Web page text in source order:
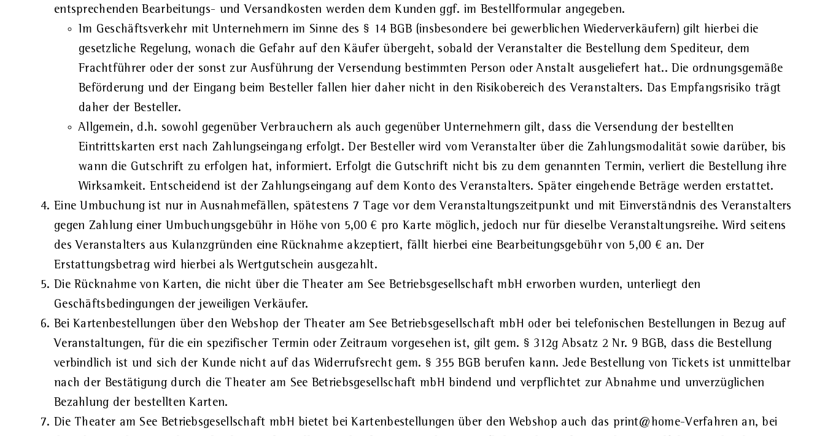
entsprechenden Bearbeitungs- und Versandkosten werden dem Kunden ggf. im Bestellformular angegeben.
Im Geschäftsverkehr mit Unternehmern im Sinne des § 14 BGB (insbesondere bei gewerblichen Wiederverkäufern) gilt hierbei die
gesetzliche Regelung, wonach die Gefahr auf den Käufer übergeht, sobald der Veranstalter die Bestellung dem Spediteur, dem
Frachtführer oder der sonst zur Ausführung der Versendung bestimmten Person oder Anstalt ausgeliefert hat.. Die ordnungsgemäße
Beförderung und der Eingang beim Besteller fallen hier daher nicht in den Risikobereich des Veranstalters. Das Empfangsrisiko trägt
daher der Besteller.
Allgemein, d.h. sowohl gegenüber Verbrauchern als auch gegenüber Unternehmern gilt, dass die Versendung der bestellten
Eintrittskarten erst nach Zahlungseingang erfolgt. Der Besteller wird vom Veranstalter über die Zahlungsmodalität sowie darüber, bis
wann die Gutschrift zu erfolgen hat, informiert. Erfolgt die Gutschrift nicht bis zu dem genannten Termin, verliert die Bestellung ihre
Wirksamkeit. Entscheidend ist der Zahlungseingang auf dem Konto des Veranstalters. Später eingehende Beträge werden erstattet.
Eine Umbuchung ist nur in Ausnahmefällen, spätestens 7 Tage vor dem Veranstaltungszeitpunkt und mit Einverständnis des Veranstalters
gegen Zahlung einer Umbuchungsgebühr in Höhe von 5,00 € pro Karte möglich, jedoch nur für dieselbe Veranstaltungsreihe. Wird seitens
des Veranstalters aus Kulanzgründen eine Rücknahme akzeptiert, fällt hierbei eine Bearbeitungsgebühr von 5,00 € an. Der
Erstattungsbetrag wird hierbei als Wertgutschein ausgezahlt.
Die Rücknahme von Karten, die nicht über die Theater am See Betriebsgesellschaft mbH erworben wurden, unterliegt den
Geschäftsbedingungen der jeweiligen Verkäufer.
Bei Kartenbestellungen über den Webshop der Theater am See Betriebsgesellschaft mbH oder bei telefonischen Bestellungen in Bezug auf
Veranstaltungen, für die ein spezifischer Termin oder Zeitraum vorgesehen ist, gilt gem. § 312g Absatz 2 Nr. 9 BGB, dass die Bestellung
verbindlich ist und sich der Kunde nicht auf das Widerrufsrecht gem. § 355 BGB berufen kann. Jede Bestellung von Tickets ist unmittelbar
nach der Bestätigung durch die Theater am See Betriebsgesellschaft mbH bindend und verpflichtet zur Abnahme und unverzüglichen
Bezahlung der bestellten Karten.
Die Theater am See Betriebsgesellschaft mbH bietet bei Kartenbestellungen über den Webshop auch das print@home-Verfahren an, bei